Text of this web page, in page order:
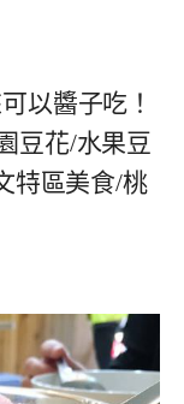
以醬子吃！
豆花/水果豆
特區美食/桃